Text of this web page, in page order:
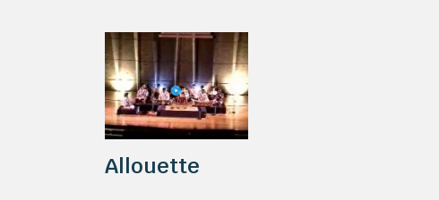
Allouette